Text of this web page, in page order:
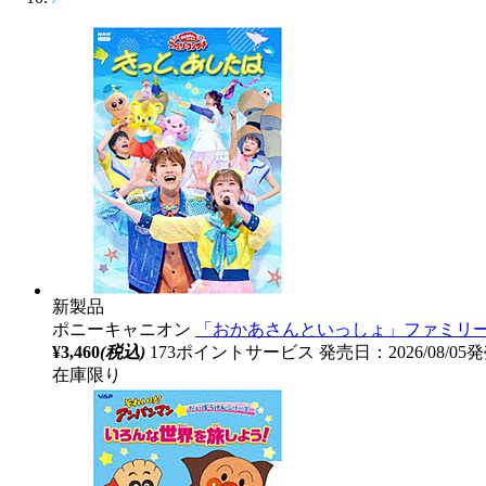
新製品
ポニーキャニオン
「おかあさんといっしょ」ファミリ
¥3,460(税込) 173ポイントサービス 発売日：2026/08/05
在庫限り